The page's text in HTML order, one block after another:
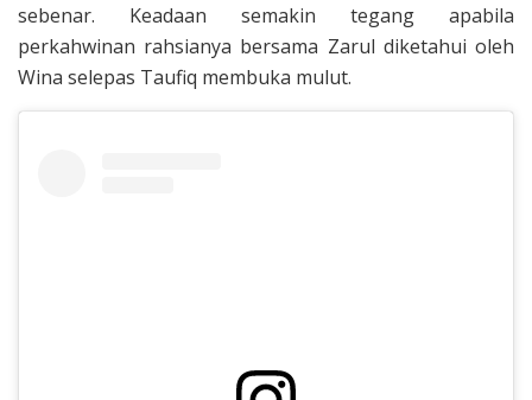
sebenar. Keadaan semakin tegang apabila
perkahwinan rahsianya bersama Zarul diketahui oleh
Wina selepas Taufiq membuka mulut.